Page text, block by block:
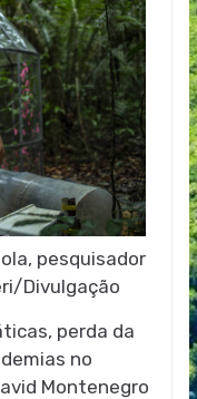
pesquisador
Divulgação
perda da
no
Montenegro